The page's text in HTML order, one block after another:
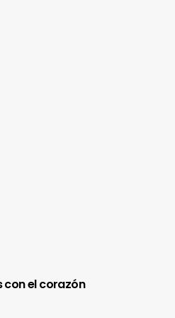
con el corazón